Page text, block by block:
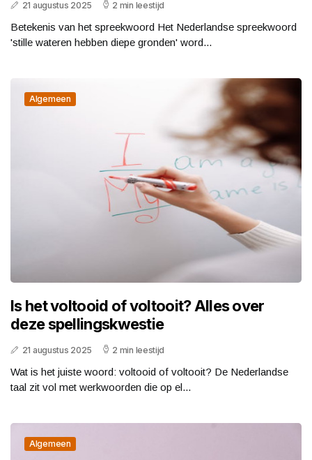
21 augustus 2025 2 min leestijd
Betekenis van het spreekwoord Het Nederlandse spreekwoord
'stille wateren hebben diepe gronden' word...
Algemeen
Is het voltooid of voltooit? Alles over
deze spellingskwestie
21 augustus 2025 2 min leestijd
Wat is het juiste woord: voltooid of voltooit? De Nederlandse
taal zit vol met werkwoorden die op el...
Algemeen